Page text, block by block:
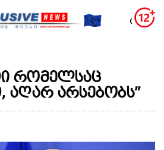
რომელსაც
აღარ არსებობს”